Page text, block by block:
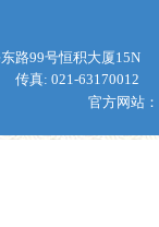
路99号恒积大厦15N
传真: 021-63170012
官方网站：